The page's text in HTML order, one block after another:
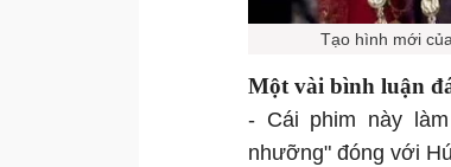
Tạo hình mới
Một vài bình luận
- Cái phim này
nhưỡng" đóng với